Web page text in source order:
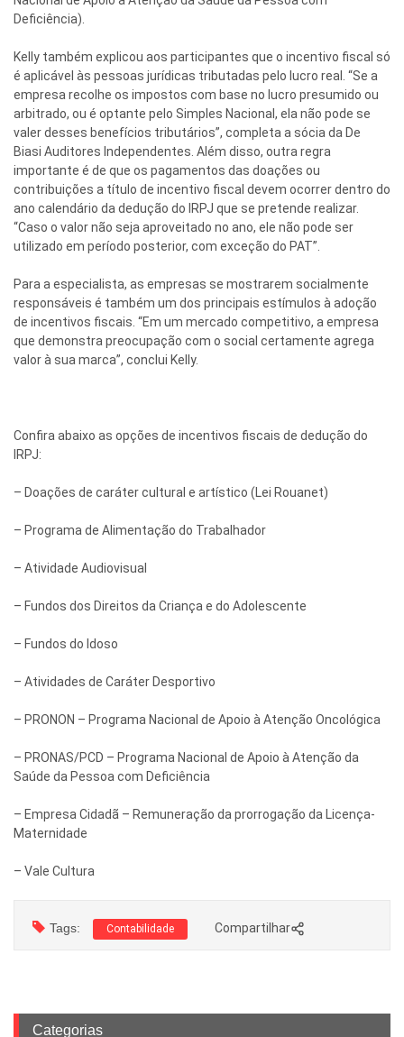
Deficiência).
Kelly também explicou aos participantes que o incentivo fiscal só
é aplicável às pessoas jurídicas tributadas pelo lucro real. “Se a
empresa recolhe os impostos com base no lucro presumido ou
arbitrado, ou é optante pelo Simples Nacional, ela não pode se
valer desses benefícios tributários”, completa a sócia da De
Biasi Auditores Independentes. Além disso, outra regra
importante é de que os pagamentos das doações ou
contribuições a título de incentivo fiscal devem ocorrer dentro do
ano calendário da dedução do IRPJ que se pretende realizar.
“Caso o valor não seja aproveitado no ano, ele não pode ser
utilizado em período posterior, com exceção do PAT”.
Para a especialista, as empresas se mostrarem socialmente
responsáveis é também um dos principais estímulos à adoção
de incentivos fiscais. “Em um mercado competitivo, a empresa
que demonstra preocupação com o social certamente agrega
valor à sua marca”, conclui Kelly.
Confira abaixo as opções de incentivos fiscais de dedução do
IRPJ:
– Doações de caráter cultural e artístico (Lei Rouanet)
– Programa de Alimentação do Trabalhador
– Atividade Audiovisual
– Fundos dos Direitos da Criança e do Adolescente
– Fundos do Idoso
– Atividades de Caráter Desportivo
– PRONON – Programa Nacional de Apoio à Atenção Oncológica
– PRONAS/PCD – Programa Nacional de Apoio à Atenção da
Saúde da Pessoa com Deficiência
– Empresa Cidadã – Remuneração da prorrogação da Licença-
Maternidade
– Vale Cultura
Tags: Contabilidade Compartilhar
Categorias